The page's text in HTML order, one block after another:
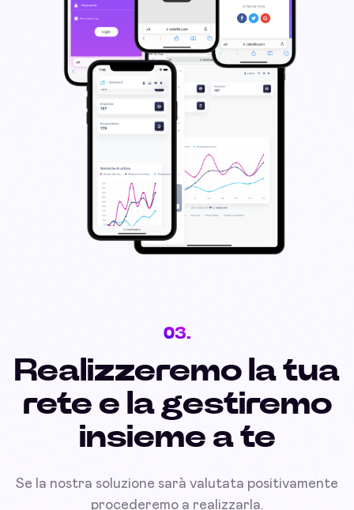
03.
Realizzeremo la tua
rete e la gestiremo
insieme a te
Se la nostra soluzione sarà valutata positivamente
procederemo a realizzarla.